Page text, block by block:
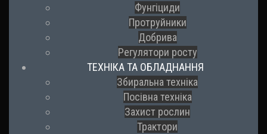
Фунгіциди
Протруйники
Добрива
Регулятори росту
ТЕХНІКА ТА ОБЛАДНАННЯ
Збиральна техніка
Посівна техніка
Захист рослин
Трактори